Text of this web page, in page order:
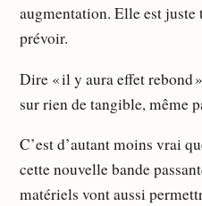
augmentation. Elle est
prévoir.
Dire « il y aura effet rebond
sur rien de tangible, même
C’est d’autant moins vrai
cette nouvelle bande
matériels vont aussi